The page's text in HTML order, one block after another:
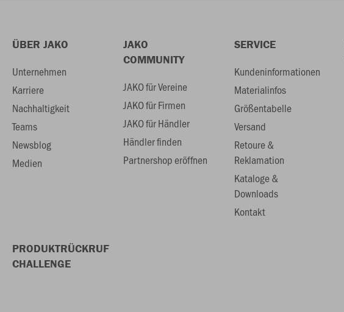
ÜBER JAKO
Unternehmen
Karriere
Nachhaltigkeit
Teams
Newsblog
Medien
JAKO
COMMUNITY
JAKO für Vereine
JAKO für Firmen
JAKO für Händler
Händler finden
Partnershop eröffnen
SERVICE
Kundeninformationen
Materialinfos
Größentabelle
Versand
Retoure &
Reklamation
Kataloge &
Downloads
Kontakt
PRODUKTRÜCKRUF
CHALLENGE